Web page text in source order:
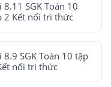
8.11 SGK Toán 10
2 Kết nối tri thức
8.9 SGK Toán 10 tập
nối tri thức